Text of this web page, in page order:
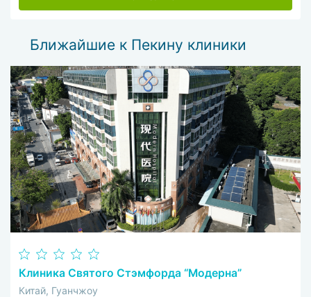
Ближайшие к Пекину клиники
Клиника Святого Стэмфорда “Модерна”
Китай, Гуанчжоу